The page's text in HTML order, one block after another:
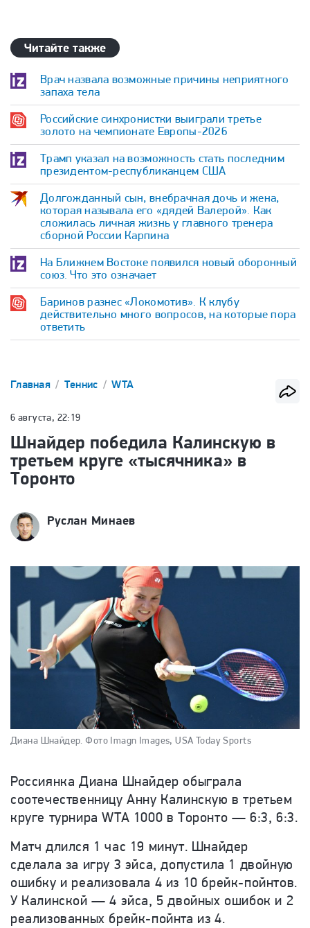
Читайте также
Врач назвала возможные причины неприятного
запаха тела
Российские синхронистки выиграли третье
золото на чемпионате Европы-2026
Трамп указал на возможность стать последним
президентом-республиканцем США
Долгожданный сын, внебрачная дочь и жена,
которая называла его «дядей Валерой». Как
сложилась личная жизнь у главного тренера
сборной России Карпина
На Ближнем Востоке появился новый оборонный
союз. Что это означает
Баринов разнес «Локомотив». К клубу
действительно много вопросов, на которые пора
ответить
Главная Теннис WTA
6 августа, 22:19
Шнайдер победила Калинскую в
третьем круге «тысячника» в
Торонто
Руслан Минаев
Диана Шнайдер. Фото Imagn Images, USA Today Sports
Россиянка Диана Шнайдер обыграла
соотечественницу Анну Калинскую в третьем
круге турнира WTA 1000 в Торонто — 6:3, 6:3.
Матч длился 1 час 19 минут. Шнайдер
сделала за игру 3 эйса, допустила 1 двойную
ошибку и реализовала 4 из 10 брейк-пойнтов.
У Калинской — 4 эйса, 5 двойных ошибок и 2
реализованных брейк-пойнта из 4.